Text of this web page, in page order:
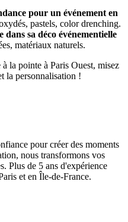
pour un événement en
pastels, color drenching.
sa déco événementielle
matériaux naturels.
la pointe à Paris Ouest, misez
la personnalisation !
pour créer des moments
nous transformons vos
Plus de 5 ans d'expérience
et en Île-de-France.